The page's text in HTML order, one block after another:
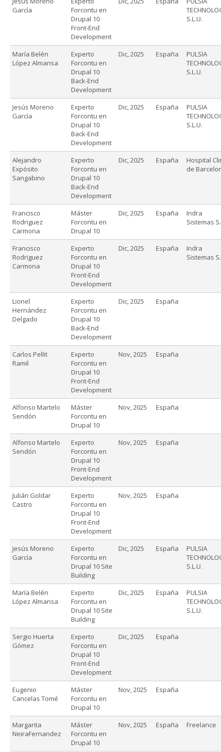
García
Forcontu en
Drupal 10
Front-End
Development
S.L.U.
María Belén
López Almansa
Experto
Forcontu en
Drupal 10
Back-End
Development
Dic, 2025 España
PULSIA
S.L.U.
Jesús Moreno
García
Experto
Forcontu en
Drupal 10
Back-End
Development
Dic, 2025 España
PULSIA
S.L.U.
Alejandro
Expósito
Sangabino
Experto
Forcontu en
Drupal 10
Back-End
Development
Dic, 2025 España
Hospital
de
Francisco
Rodriguez
Carmona
Máster
Forcontu en
Drupal 10
Dic, 2025 España
Indra
Sistemas
Francisco
Rodriguez
Carmona
Experto
Forcontu en
Drupal 10
Front-End
Development
Dic, 2025 España
Indra
Sistemas
Lionel
Hernández
Delgado
Experto
Forcontu en
Drupal 10
Back-End
Development
Dic, 2025 España
Carlos Pellit
Ramil
Experto
Forcontu en
Drupal 10
Front-End
Development
Nov, 2025 España
Alfonso Martelo
Sendón
Máster
Forcontu en
Drupal 10
Nov, 2025 España
Alfonso Martelo
Sendón
Experto
Forcontu en
Drupal 10
Front-End
Development
Nov, 2025 España
Julián Goldar
Castro
Experto
Forcontu en
Drupal 10
Front-End
Development
Nov, 2025 España
Jesús Moreno
García
Experto
Forcontu en
Drupal 10 Site
Building
Dic, 2025 España
PULSIA
S.L.U.
María Belén
López Almansa
Experto
Forcontu en
Drupal 10 Site
Building
Dic, 2025 España
PULSIA
S.L.U.
Sergio Huerta
Gómez
Experto
Forcontu en
Drupal 10
Front-End
Development
Dic, 2025 España
Eugenio
Cancelas Tomé
Máster
Forcontu en
Drupal 10
Nov, 2025 España
Margarita
NeiraFernandez
Máster
Forcontu en
Drupal 10
Nov, 2025 España Freelance